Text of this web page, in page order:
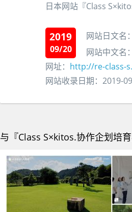
日本网站『Class
2019
09/20
网站日文名：
网站中文名
网址： http://re-class-
网站收录日期：2019-
与『Class S×kitos.协作企划培